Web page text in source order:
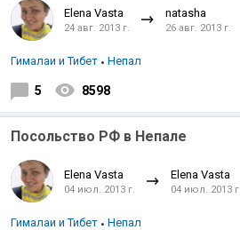
Elena Vasta
24 авг. 2013 г.
natasha
26 авг. 2013 г.
Гималаи и Тибет Непал
5 8598
Посольство РФ в Непале
Elena Vasta
04 июл. 2013 г.
Elena Vasta
04 июл. 2013 г.
Гималаи и Тибет Непал